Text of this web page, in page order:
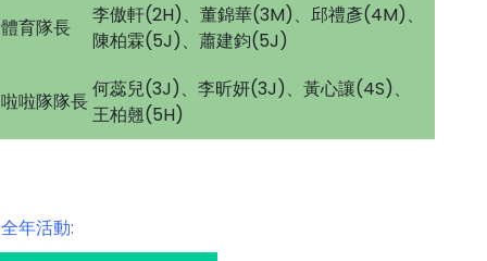
體育隊長
李傲軒(2H)、董錦華(3M)、邱禮彥(4M)、
陳柏霖(5J)、蕭建鈞(5J)
啦啦隊隊長
何蕊兒(3J)、李昕妍(3J)、黃心讓(4S)、
王柏翹(5H)
全年活動: